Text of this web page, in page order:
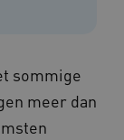
sommige
meer dan